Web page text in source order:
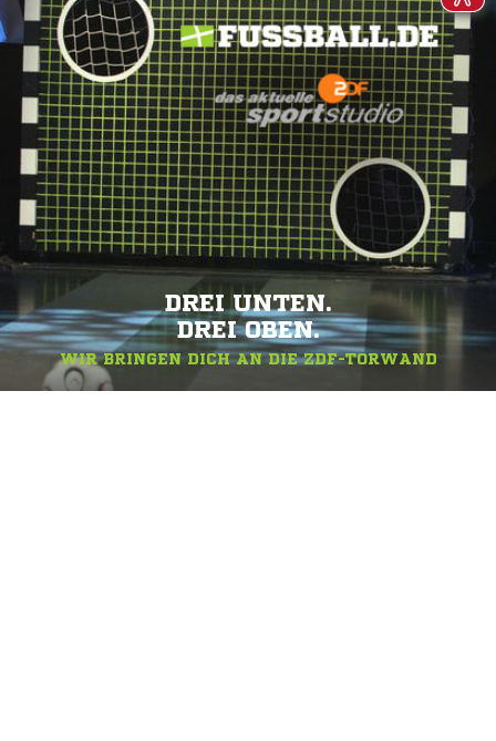
DREI UNTEN.
DREI OBEN.
WIR BRINGEN DICH AN DIE ZDF-TORWAND